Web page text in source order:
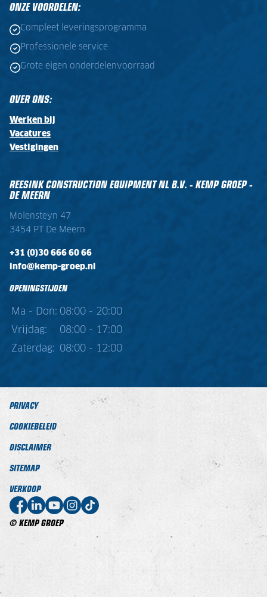
ONZE VOORDELEN:
Compleet leveringsprogramma
Professionele service
Grote eigen onderdelenvoorraad
OVER ONS:
Werken bij
Vacatures
Vestigingen
REESINK CONSTRUCTION EQUIPMENT NL B.V. - KEMP GROEP -
DE MEERN
Molensteyn 47
3454 PT De Meern
+31 (0)30 666 60 66
info@kemp-groep.nl
OPENINGSTIJDEN
Ma - Don: 08:00 - 20:00
Vrijdag:
08:00 - 17:00
Zaterdag:
08:00 - 12:00
© KEMP GROEP
PRIVACY
COOKIEBELEID
DISCLAIMER
SITEMAP
VERKOOP